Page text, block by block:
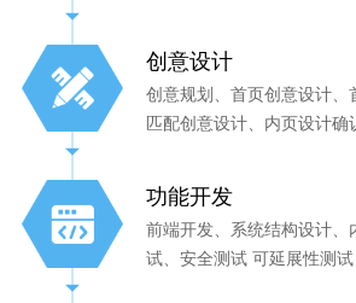
创意设计
创意规划、首页创意设计、
匹配创意设计、内页设计确
功能开发
前端开发、系统结构设计、
试、安全测试 可延展性测试